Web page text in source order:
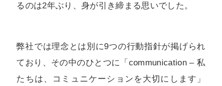
るのは2年ぶり、身が引き締まる思いでした。
弊社では理念とは別に9つの行動指針が掲げられ
ており、その中のひとつに「communication – 私
たちは、コミュニケーションを大切にします」